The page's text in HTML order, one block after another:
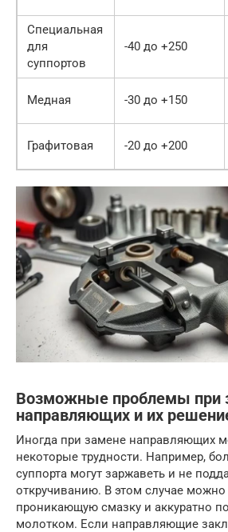
Специальная
для
суппортов
-40 до +250
Медная -30 до +150
Графитовая -20 до +200
Возможные проблемы при
направляющих и их
Иногда при замене направляющих
некоторые трудности. Например,
суппорта могут заржаветь и не
откручиванию. В этом случае
проникающую смазку и аккуратно
молотком. Если направляющие